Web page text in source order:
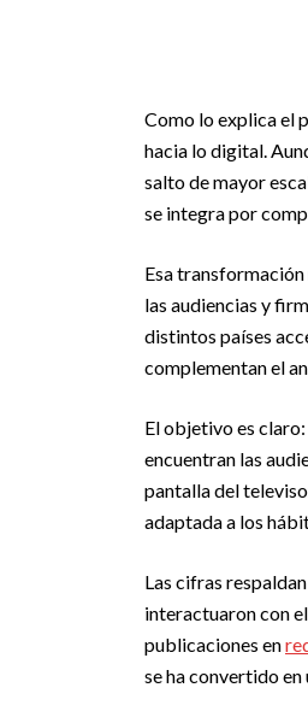
Como lo explica el
hacia lo digital.
salto de mayor
se integra por
Esa
las audiencias y
distintos países
complementan el
El objetivo es
encuentran las
pantalla del
adaptada a los
Las cifras
interactuaron con
publicaciones en
se ha convertido